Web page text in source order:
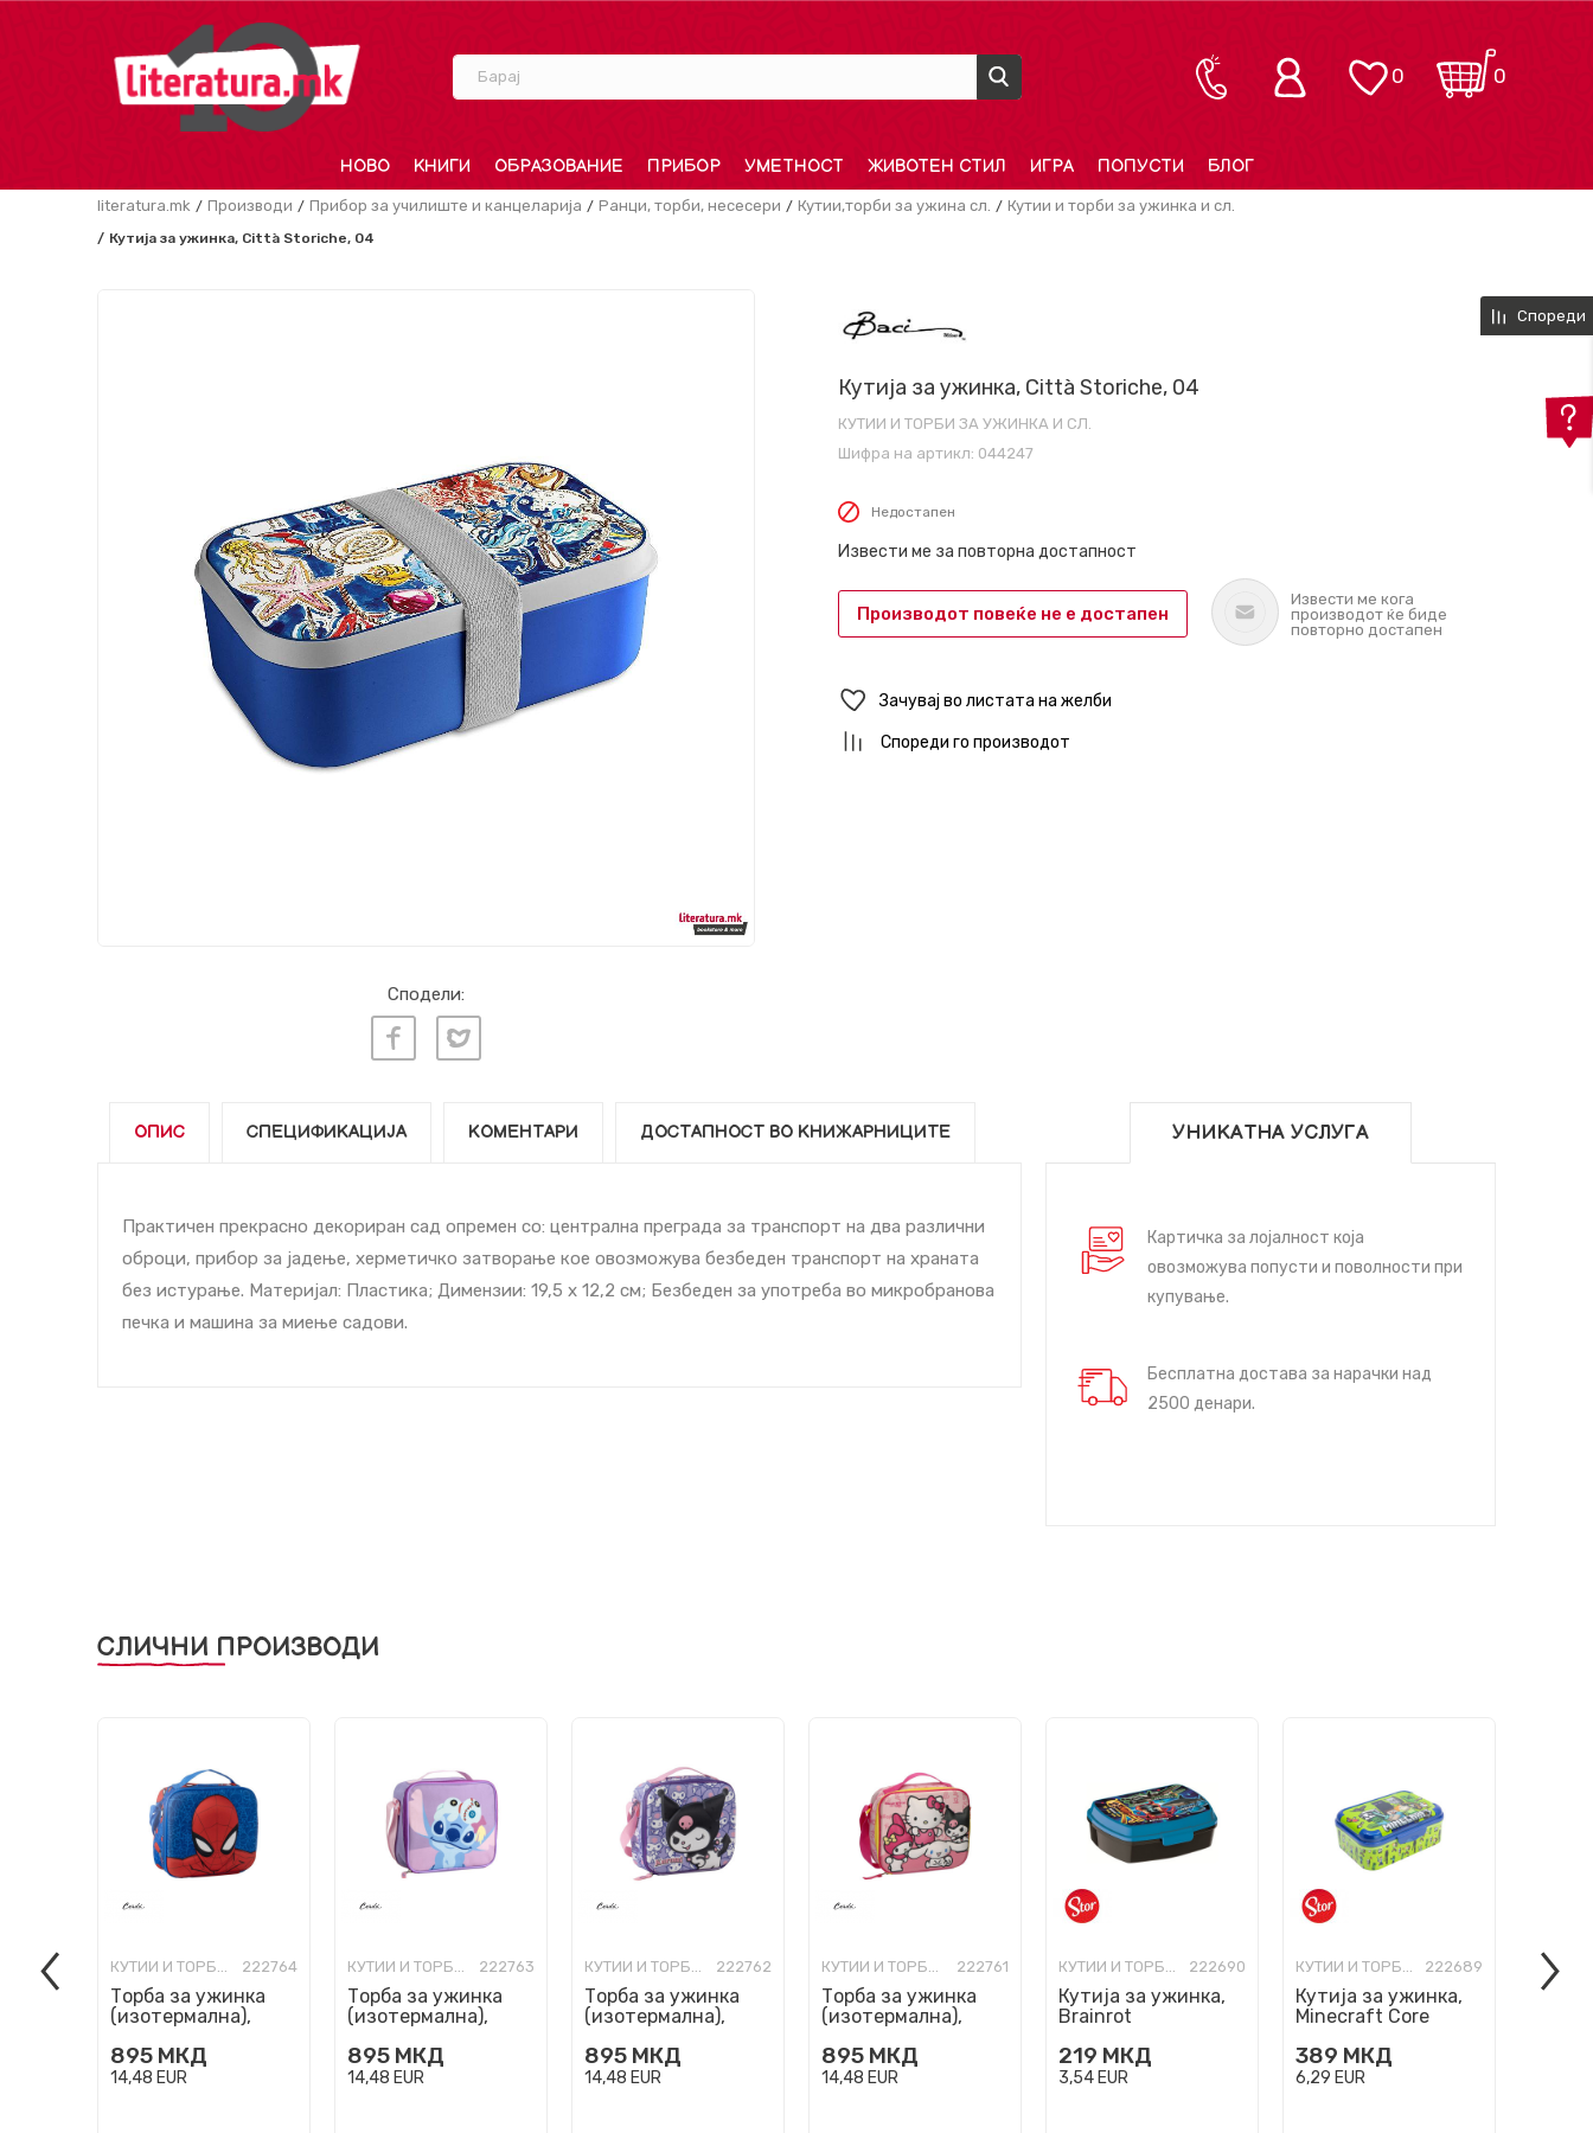
Барај 0
0
НОВО КНИГИ ОБРАЗОВАНИЕ ПРИБОР УМЕТНОСТ ЖИВОТЕН СТИЛ ИГРА ПОПУСТИ БЛОГ
literatura.mk Производи Прибор за училиште и канцеларија Ранци, торби, несесери Кутии,торби за ужина сл. Кутии и торби за ужинка и сл.
Кутија за ужинка, Città Storiche, 04
Сподели:
Кутија за ужинка, Città Storiche, 04
КУТИИ И ТОРБИ ЗА УЖИНКА И СЛ.
Шифра на артикл: 044247
Недостапен
Извести ме за повторна достапност
Производот повеќе не е достапен
Извести ме кога
производот ќе биде
повторно достапен
Зачувај во листата на желби
Спореди го производот
ОПИС СПЕЦИФИКАЦИЈА КОМЕНТАРИ ДОСТАПНОСТ ВО КНИЖАРНИЦИТЕ
Практичен прекрасно декориран сад опремен со: централна преграда за транспорт на два различни
оброци, прибор за јадење, херметичко затворање кое овозможува безбеден транспорт на храната
без истурање. Материјал: Пластика; Димензии: 19,5 x 12,2 см; Безбеден за употреба во микробранова
печка и машина за миење садови.
УНИКАТНА УСЛУГА
Картичка за лојалност која
овозможува попусти и поволности при
купување.
Бесплатна достава за нарачки над
2500 денари.
СЛИЧНИ ПРОИЗВОДИ
КУТИИ И ТОРБИ ЗА УЖИНКА И СЛ. 222764
Торба за ужинка
(изотермална),
895 МКД
14,48 EUR
КУТИИ И ТОРБИ ЗА УЖИНКА И СЛ. 222763
Торба за ужинка
(изотермална),
895 МКД
14,48 EUR
КУТИИ И ТОРБИ ЗА УЖИНКА И СЛ. 222762
Торба за ужинка
(изотермална),
895 МКД
14,48 EUR
КУТИИ И ТОРБИ ЗА УЖИНКА И СЛ. 222761
Торба за ужинка
(изотермална),
895 МКД
14,48 EUR
КУТИИ И ТОРБИ ЗА УЖИНКА И СЛ. 222690
Кутија за ужинка,
Brainrot
219 МКД
3,54 EUR
КУТИИ И ТОРБИ ЗА УЖИНКА И СЛ. 222689
Кутија за ужинка,
Minecraft Core
389 МКД
6,29 EUR
Спореди